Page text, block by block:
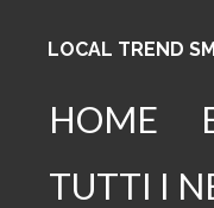
principale
LOCAL TREND
HOME
TUTTI I